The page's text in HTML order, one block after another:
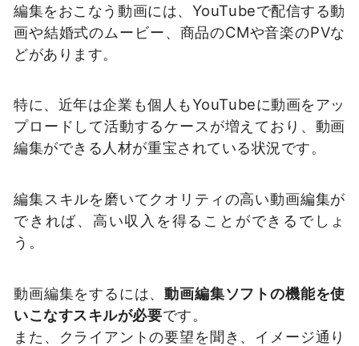
編集をおこなう動画には、YouTubeで配信する動
画や結婚式のムービー、商品のCMや音楽のPVな
どがあります。
特に、近年は企業も個人もYouTubeに動画をアッ
プロードして活動するケースが増えており、動画
編集ができる人材が重宝されている状況です。
編集スキルを磨いてクオリティの高い動画編集が
できれば、高い収入を得ることができるでしょ
う。
動画編集をするには、動画編集ソフトの機能を使
いこなすスキルが必要です。
また、クライアントの要望を聞き、イメージ通り